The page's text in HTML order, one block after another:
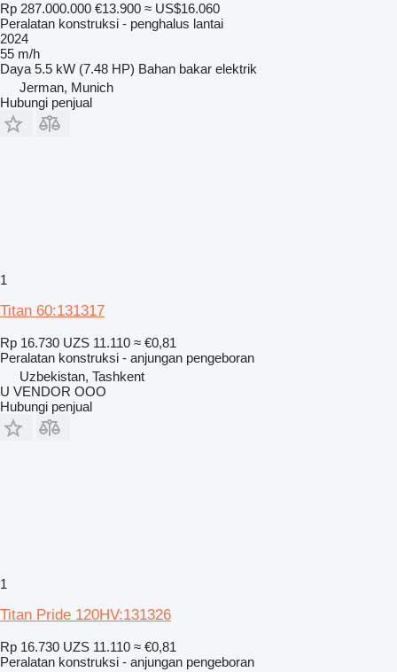
Rp 287.000.000 €13.900 ≈ US$16.060
Peralatan konstruksi - penghalus lantai
2024
55 m/h
Daya 5.5 kW (7.48 HP) Bahan bakar elektrik
Jerman, Munich
Hubungi penjual
1
Titan 60:131317
Rp 16.730 UZS 11.110 ≈ €0,81
Peralatan konstruksi - anjungan pengeboran
Uzbekistan, Tashkent
U VENDOR OOO
Hubungi penjual
1
Titan Pride 120HV:131326
Rp 16.730 UZS 11.110 ≈ €0,81
Peralatan konstruksi - anjungan pengeboran